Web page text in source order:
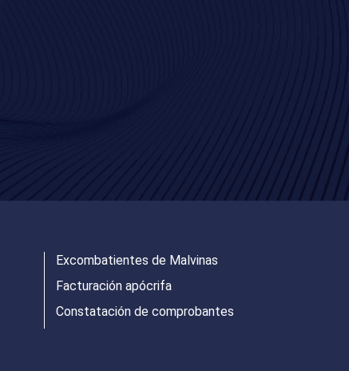
Excombatientes de Malvinas
Facturación apócrifa
Constatación de comprobantes